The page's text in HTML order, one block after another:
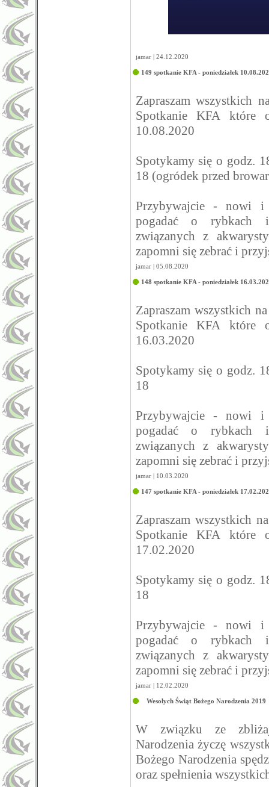
jamar | 24.12.2020
149 spotkanie KFA - poniedziałek
Zapraszam wszystkich
Spotkanie KFA które
10.08.2020
Spotykamy się o godz.
18 (ogródek przed
Przybywajcie - nowi i
pogadać o rybkach
związanych z
zapomni się zebrać i
jamar | 05.08.2020
148 spotkanie KFA - poniedziałek
Zapraszam wszystkich
Spotkanie KFA które
16.03.2020
Spotykamy się o godz.
18
Przybywajcie - nowi i
pogadać o rybkach
związanych z
zapomni się zebrać i
jamar | 10.03.2020
147 spotkanie KFA - poniedziałek
Zapraszam wszystkich
Spotkanie KFA które
17.02.2020
Spotykamy się o godz.
18
Przybywajcie - nowi i
pogadać o rybkach
związanych z
zapomni się zebrać i
jamar | 12.02.2020
Wesołych Świąt Bożego Narodzenia 2019
W związku ze
Narodzenia życzę
Bożego Narodzenia
oraz spełnienia